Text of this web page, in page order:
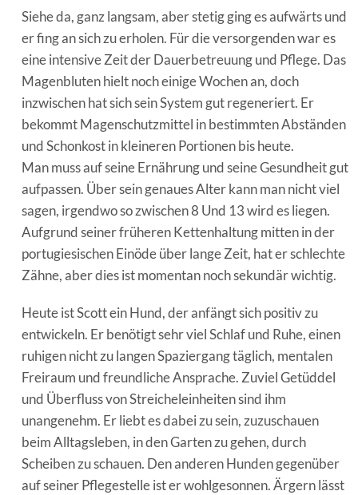
Siehe da, ganz langsam, aber stetig ging es aufwärts und
er fing an sich zu erholen. Für die versorgenden war es
eine intensive Zeit der Dauerbetreuung und Pflege. Das
Magenbluten hielt noch einige Wochen an, doch
inzwischen hat sich sein System gut regeneriert. Er
bekommt Magenschutzmittel in bestimmten Abständen
und Schonkost in kleineren Portionen bis heute.
Man muss auf seine Ernährung und seine Gesundheit gut
aufpassen. Über sein genaues Alter kann man nicht viel
sagen, irgendwo so zwischen 8 Und 13 wird es liegen.
Aufgrund seiner früheren Kettenhaltung mitten in der
portugiesischen Einöde über lange Zeit, hat er schlechte
Zähne, aber dies ist momentan noch sekundär wichtig.
Heute ist Scott ein Hund, der anfängt sich positiv zu
entwickeln. Er benötigt sehr viel Schlaf und Ruhe, einen
ruhigen nicht zu langen Spaziergang täglich, mentalen
Freiraum und freundliche Ansprache. Zuviel Getüddel
und Überfluss von Streicheleinheiten sind ihm
unangenehm. Er liebt es dabei zu sein, zuzuschauen
beim Alltagsleben, in den Garten zu gehen, durch
Scheiben zu schauen. Den anderen Hunden gegenüber
auf seiner Pflegestelle ist er wohlgesonnen. Ärgern lässt